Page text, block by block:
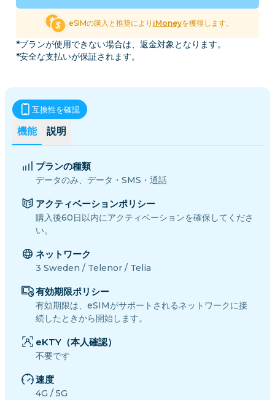
eSIMの購入と推奨により iMoneyを獲得します。
*プランが使用できない場合は、返金対象となります。
*安全な支払いが保証されます。
機能 説明
互換性を確認
プランの種類
データのみ、データ・SMS・通話
アクティベーションポリシー
購入後60日以内にアクティベーションを確保してくださ
い。
ネットワーク
3 Sweden / Telenor / Telia
有効期限ポリシー
有効期限は、eSIMがサポートされるネットワークに接
続したときから開始します。
eKTY（本人確認）
不要です
速度
4G / 5G